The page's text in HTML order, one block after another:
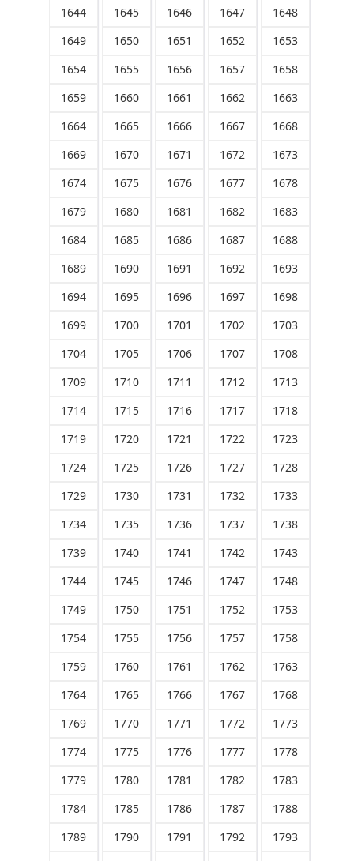
1644
1645 1646 1647
1648
1649
1650 1651 1652
1653
1654
1655 1656 1657
1658
1659
1660 1661 1662
1663
1664
1665 1666 1667
1668
1669
1670 1671 1672
1673
1674
1675 1676 1677
1678
1679
1680 1681 1682
1683
1684
1685 1686 1687
1688
1689
1690 1691 1692
1693
1694
1695 1696 1697
1698
1699
1700 1701 1702
1703
1704
1705 1706 1707
1708
1709
1710 1711 1712
1713
1714
1715 1716 1717
1718
1719
1720 1721 1722
1723
1724
1725 1726 1727
1728
1729
1730 1731 1732
1733
1734
1735 1736 1737
1738
1739
1740 1741 1742
1743
1744
1745 1746 1747
1748
1749
1750 1751 1752
1753
1754
1755 1756 1757
1758
1759
1760 1761 1762
1763
1764
1765 1766 1767
1768
1769
1770 1771 1772
1773
1774
1775 1776 1777
1778
1779
1780 1781 1782
1783
1784
1785 1786 1787
1788
1789
1790 1791 1792
1793